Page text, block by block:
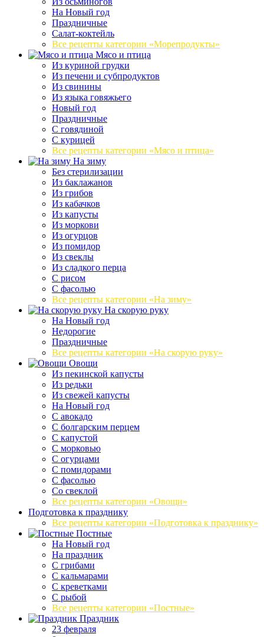
На Новый год
Праздничные
Салат-коктейль
Все рецепты категории «Морепродукты»
Мясо и птица
Из куриной грудки
Из печени и субпродуктов
Из свинины
Из языка говяжьего
Новый год
Праздничные
С говядиной
С курицей
Все рецепты категории «Мясо и птица»
На зиму
Без стерилизации
Из баклажанов
Из грибов
Из кабачков
Из капусты
Из моркови
Из огурцов
Из помидор
Из свеклы
Из сладкого перца
С рисом
С фасолью
Все рецепты категории «На зиму»
На скорую руку
На Новый год
Недорогие
Праздничные
Все рецепты категории «На скорую руку»
Овощи
Из пекинской капусты
Из редьки
Из свежей капусты
На Новый год
С авокадо
С болгарским перцем
С капустой
С морковью
С огурцами
С помидорами
С фасолью
Со свеклой
Все рецепты категории «Овощи»
Подготовка к празднику
Все рецепты категории «Подготовка к празднику»
Постные
На Новый год
На праздник
С грибами
С кальмарами
С креветками
С рыбой
Все рецепты категории «Постные»
Праздник
23 февраля